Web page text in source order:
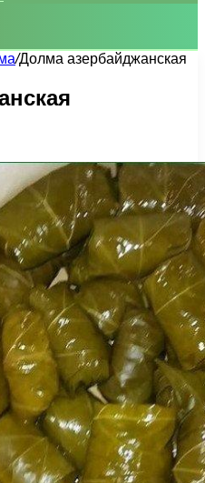
/Долма азербайджанская